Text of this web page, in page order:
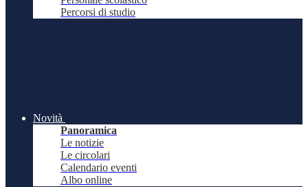
Percorsi di studio
Novità
Panoramica
Le notizie
Le circolari
Calendario eventi
Albo online